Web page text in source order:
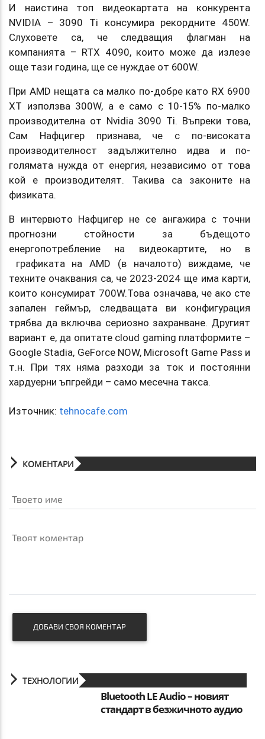
И наистина топ видеокартата на конкурента
NVIDIA – 3090 Ti консумира рекордните 450W.
Слуховете са, че следващия флагман на
компанията – RTX 4090, които може да излезе
още тази година, ще се нуждае от 600W.
При AMD нещата са малко по-добре като RX 6900
XT използва 300W, а е само с 10-15% по-малко
производителна от Nvidia 3090 Ti. Въпреки това,
Сам Нафцигер признава, че с по-високата
производителност задължително идва и по-
голямата нужда от енергия, независимо от това
кой е производителят. Такива са законите на
физиката.
В интервюто Нафцигер не се ангажира с точни
прогнозни стойности за бъдещото
енергопотребление на видеокартите, но в
графиката на AMD (в началото) виждаме, че
техните очаквания са, че 2023-2024 ще има карти,
които консумират 700W.Това означава, че ако сте
запален геймър, следващата ви конфигурация
трябва да включва сериозно захранване. Другият
вариант е, да опитате cloud gaming платформите –
Google Stadia, GeForce NOW, Microsoft Game Pass и
т.н. При тях няма разходи за ток и постоянни
хардуерни ъпгрейди – само месечна такса.
Източник: tehnocafe.com
КОМЕНТАРИ
Твоето име
Твоят коментар
ДОБАВИ СВОЯ КОМЕНТАР
ТЕХНОЛОГИИ
Bluetooth LE Audio – новият
стандарт в безжичното аудио